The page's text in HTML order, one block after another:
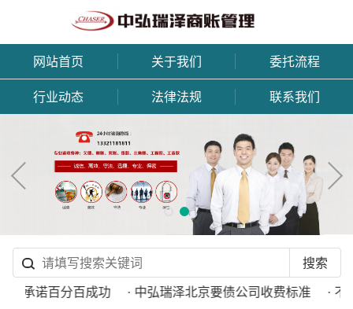
网站首页 关于我们 委托流程
行业动态 法律法规 联系我们
承诺百分百成功 · 中弘瑞泽北京要债公司收费标准 · 不